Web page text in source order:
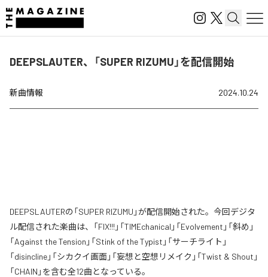
DEEPSLAUTER、「SUPER RIZUMU」を配信開始
新曲情報 2024.10.24
DEEPSLAUTERの「SUPER RIZUMU」が配信開始された。今回デジタ
ル配信された楽曲は、「FIX!!!」「TIMEchanical」「Evolvement」「斜め」
「Against the Tension」「Stink of the Typist」「サーチライト」
「disincline」「シカクイ画面」「妄想と空想リメイク」「Twist & Shout」
「CHAIN」を含む全12曲となっている。